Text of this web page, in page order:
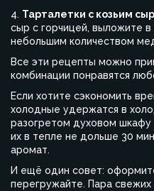
4. Тарталетки с козьим
сыр с горчицей, выложите
небольшим количеством
Все эти рецепты можно
комбинации понравятся
Если хотите сэкономить
холодные удержатся в
разогретом духовом
их в тепле не дольше 30
аромат.
И ещё один совет:
перегружайте. Пара свежих